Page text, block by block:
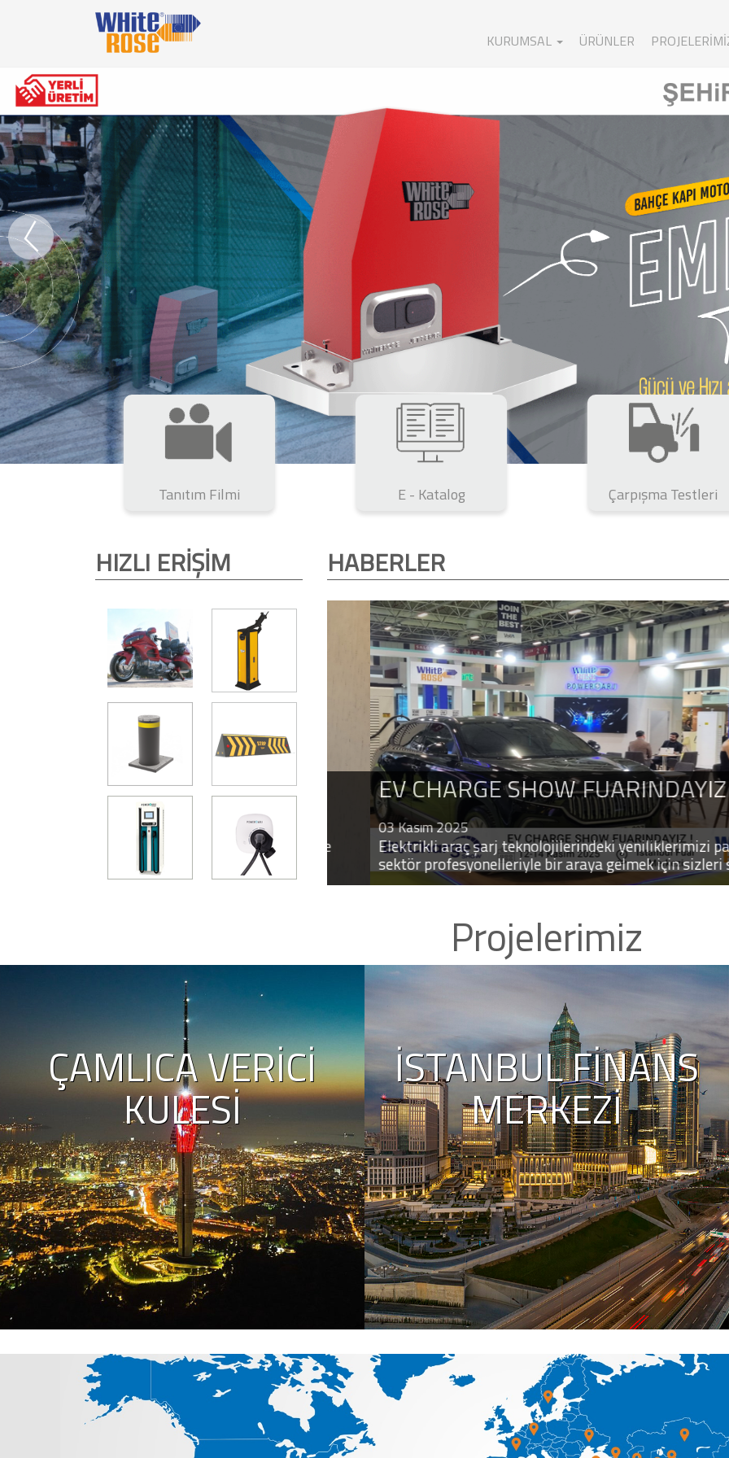
KURUMSAL ÜRÜNLER
Tanıtım Filmi E - Katalog Çarpışma Testleri
HIZLI ERİŞİM HABERLER
Sanayii Sektör
White Rose Ziyaret
Sanayii Sektör Kurulu heyeti, White Rose
ederek üretim, teknoloji ve yerli sanayi
EV CHARGE SHOW FUARINDAYIZ !
03 Kasım 2025
Elektrikli araç şarj teknolojilerindeki yeniliklerimizi
sektör profesyonelleriyle bir araya gelmek için sizleri
bekliyoruz.
Amsterdam
ENKI 2024
Projelerimiz
ÇAMLICA VERICI
KULESI
İSTANBUL FINANS
MERKEZI